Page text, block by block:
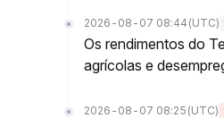
2026-08-07 08:44 (UTC)
Os rendimentos do
agrícolas e
2026-08-07 08:25 (UTC)